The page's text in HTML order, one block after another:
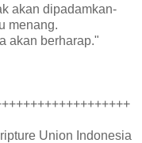
akan dipadamkan-
menang.
akan berharap."
Union Indonesia